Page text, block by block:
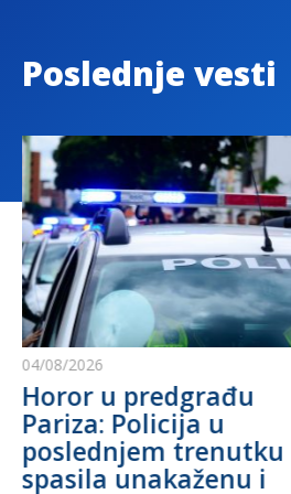
Poslednje vesti
04/08/2026
Horor u predgrađu
Pariza: Policija u
poslednjem trenutku
spasila unakaženu i